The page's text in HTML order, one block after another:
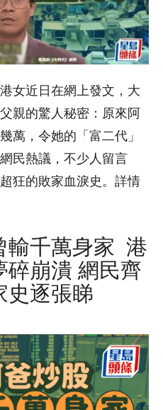
女近日在網上發文，大
親的驚人秘密：原來阿
萬，令她的「富二代」
民熱議，不少人留言
狂的敗家血淚史。詳情
輸千萬身家 港
崩潰 網民齊
史逐張睇